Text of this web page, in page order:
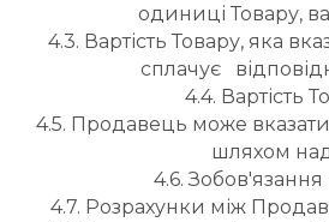
одиниці Товару,
4.3. Вартість Товару, яка
сплачує
4.4. Вартість
4.5. Продавець може
шляхом
4.6.
4.7. Розрахунки між